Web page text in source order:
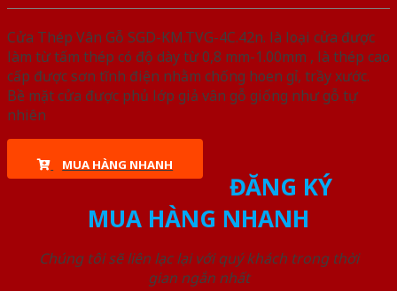
Cửa Thép Vân Gỗ SGD-KM.TVG-4C.42n. là loại cửa được
làm từ tấm thép có độ dày từ 0,8 mm-1.00mm , là thép cao
cấp được sơn tĩnh điện nhằm chống hoen gỉ, trầy xước.
Bề mặt cửa được phủ lớp giả vân gỗ giống như gỗ tự
nhiên
MUA HÀNG NHANH
ĐĂNG KÝ
MUA HÀNG NHANH
Chúng tôi sẽ liên lạc lại với quý khách trong thời
gian ngắn nhất